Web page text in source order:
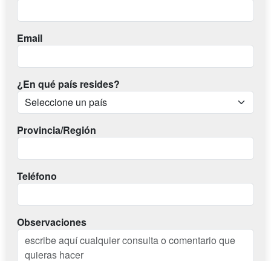
Email
¿En qué país resides?
Provincia/Región
Teléfono
Observaciones